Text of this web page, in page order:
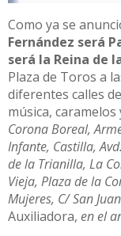
Como ya se
Fernández será
será la Reina de
Plaza de Toros a
diferentes calles
música,
Corona Boreal,
Infante, Castilla,
de la Trianilla, La
Vieja, Plaza de la
Mujeres, C/ San
Auxiliadora, en el